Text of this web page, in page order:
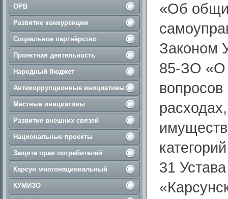
ОРВ
Развитие конкуренции
Социальное партнёрство
Проектная деятельность
Народный бюджет
Антикоррупционные инициативы
Местные инициативы
Развитие внешних связей
Национальные проекты
Защита прав потребителей
Карсун многонациональный
КУМИЗО
«Об
Законом
85-ЗО «О
31